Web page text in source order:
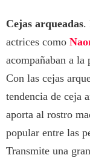
Cejas arqueadas.
actrices como
acompañaban a
Con las cejas
tendencia de ceja
aporta al rostro
popular entre las
Transmite una